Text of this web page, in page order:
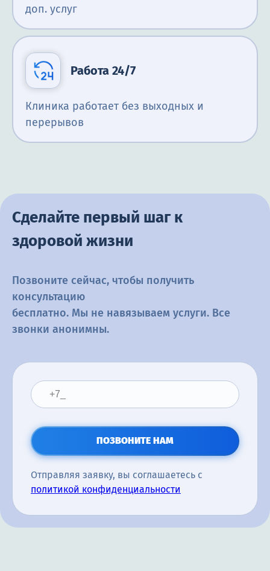
доп. услуг
Работа 24/7
Клиника работает без выходных и
перерывов
Сделайте первый шаг к
здоровой жизни
Позвоните сейчас, чтобы получить
консультацию
бесплатно. Мы не навязываем услуги. Все
звонки анонимны.
ПОЗВОНИТЕ НАМ
Отправляя заявку, вы соглашаетесь с
политикой конфиденциальности